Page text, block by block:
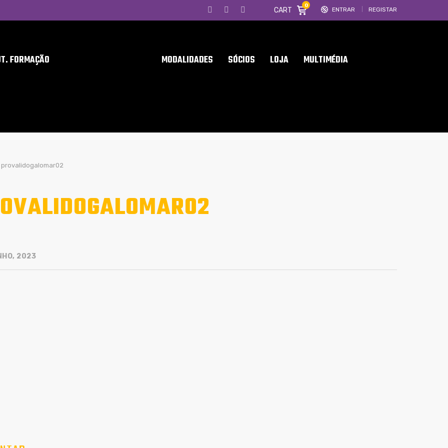
ENTRAR REGISTAR
CART
0
FORMAÇÃO MODALIDADES SÓCIOS LOJA MULTIMÉDIA
provalidogalomar02
2023